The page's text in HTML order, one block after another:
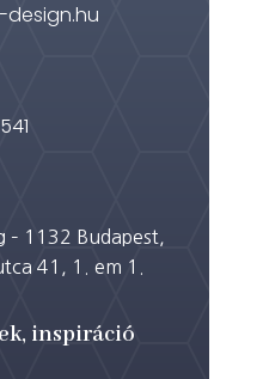
design.hu
– 1132 Budapest,
41, 1. em 1.
inspiráció